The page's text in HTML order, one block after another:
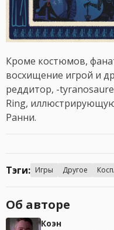
Кроме костюмов,
восхищение игрой и
реддитор, -
Ring,
Ранни.
Тэги: Игры Другое
Об авторе
Коэн